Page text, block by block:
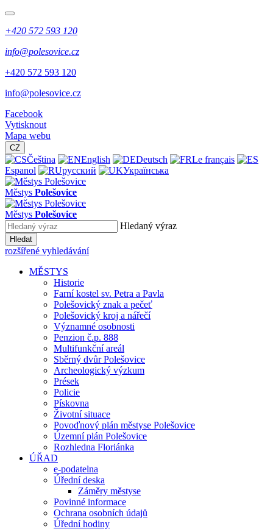
+420 572 593 120
info@polesovice.cz
+420 572 593 120
info@polesovice.cz
Facebook
Vytisknout
Mapa webu
CZ
Čeština English Deutsch
Le français
Espanol
русский Українська
Městys Polešovice
Městys Polešovice
Hledaný výraz
Hledat
rozšířené vyhledávání
MĚSTYS
Historie
Farní kostel sv. Petra a Pavla
Polešovický znak a pečeť
Polešovický kroj a nářečí
Významné osobnosti
Penzion č.p. 888
Multifunkční areál
Sběrný dvůr Polešovice
Archeologický výzkum
Prések
Policie
Pískovna
Životní situace
Povoďnový plán městyse Polešovice
Územní plán Polešovice
Rozhledna Floriánka
ÚŘAD
e-podatelna
Úřední deska
Záměry městyse
Povinné informace
Ochrana osobních údajů
Úřední hodiny